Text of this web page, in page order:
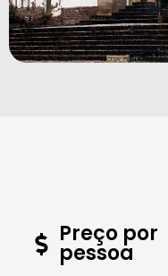
Preço por
pessoa